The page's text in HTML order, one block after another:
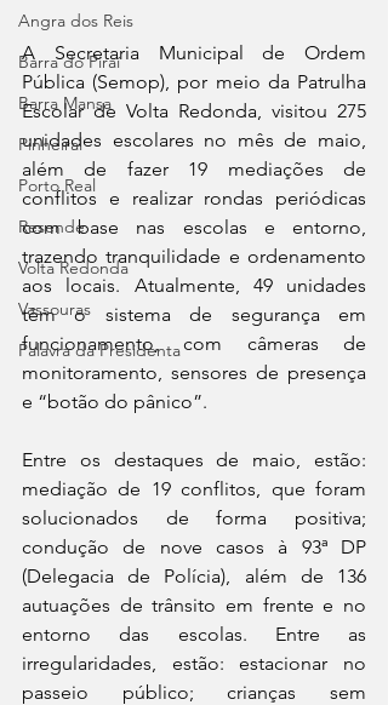
Angra dos Reis
Barra do Piraí
Barra Mansa
Pinheiral
Porto Real
Resende
Volta Redonda
Vassouras
Palavra da Presidenta
A Secretaria Municipal de Ordem
Pública (Semop), por meio da Patrulha
Escolar de Volta Redonda, visitou 275
unidades escolares no mês de maio,
além de fazer 19 mediações de
conflitos e realizar rondas periódicas
com base nas escolas e entorno,
trazendo tranquilidade e ordenamento
aos locais. Atualmente, 49 unidades
têm o sistema de segurança em
funcionamento, com câmeras de
monitoramento, sensores de presença
e “botão do pânico”.
Entre os destaques de maio, estão:
mediação de 19 conflitos, que foram
solucionados de forma positiva;
condução de nove casos à 93ª DP
(Delegacia de Polícia), além de 136
autuações de trânsito em frente e no
entorno das escolas. Entre as
irregularidades, estão: estacionar no
passeio público; crianças sem